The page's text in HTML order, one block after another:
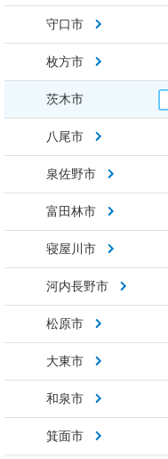
守口市
枚方市
茨木市
八尾市
泉佐野市
富田林市
寝屋川市
河内長野市
松原市
大東市
和泉市
箕面市